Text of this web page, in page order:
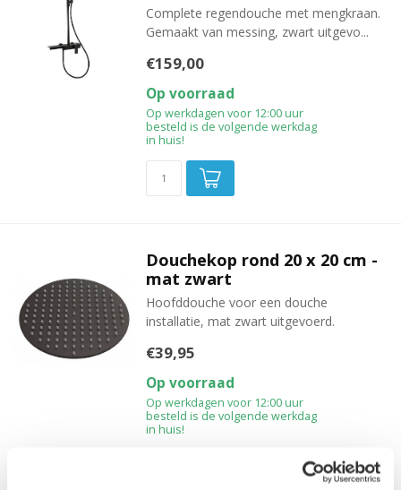
Complete regendouche met mengkraan.
Gemaakt van messing, zwart uitgevo...
€159,00
Op voorraad
Op werkdagen voor 12:00 uur
besteld is de volgende werkdag
in huis!
Douchekop rond 20 x 20 cm -
mat zwart
Hoofddouche voor een douche
installatie, mat zwart uitgevoerd.
€39,95
Op voorraad
Op werkdagen voor 12:00 uur
besteld is de volgende werkdag
in huis!